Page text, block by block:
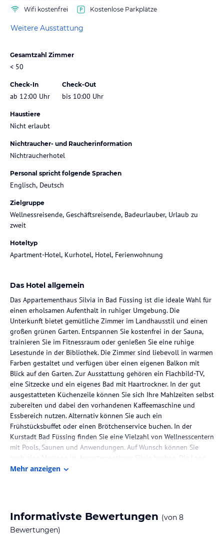
Wifi kostenfrei Kostenlose Parkplätze
Weitere Ausstattung
Gesamtzahl Zimmer
< 50
Check-In
ab 12:00 Uhr
Check-Out
bis 10:00 Uhr
Haustiere
Nicht erlaubt
Nichtraucher- und Raucherinformation
Nichtraucherhotel
Personal spricht folgende Sprachen
Englisch, Deutsch
Zielgruppe
Wellnessreisende, Geschäftsreisende, Badeurlauber, Urlaub zu
zweit
Hoteltyp
Apartment-Hotel, Kurhotel, Hotel, Ferienwohnung
Das Hotel allgemein
Das Appartementhaus Silvia in Bad Füssing ist die ideale Wahl für
einen erholsamen Aufenthalt in ruhiger Umgebung. Die
Unterkunft bietet gemütliche Zimmer im Landhausstil und einen
großen grünen Garten. Entspannen Sie kostenfrei in der Sauna,
trainieren Sie im Fitnessraum oder genießen Sie eine ruhige
Lesestunde in der Bibliothek. Die Zimmer sind liebevoll in warmen
Farben gestaltet und verfügen über einen eigenen Balkon mit
Blick auf den Garten. Zur Ausstattung gehören ein Flachbild-TV,
eine Sitzecke und ein eigenes Bad mit Haartrockner. In der gut
ausgestatteten Küchenzeile können Sie sich Ihre Mahlzeiten selbst
zubereiten und dabei den vorhandenen Kaffeemaschine und
Essbereich nutzen. Alternativ können Sie auch ein
Frühstücksbuffet oder einen Brötchenservice buchen. In der
Kurstadt Bad Füssing finden Sie eine Vielzahl von Wellnesscentern
mit Pools, Saunen und Anwendungen. Auf Wunsch können Sie
auch eine Massage im Appartementhaus Silvia buchen. Die Lage
des Hotels, nur 5 Autominuten von der österreichischen Grenze
Die Lage des Hotels
Das Appartementhaus Silvia befindet sich in ruhiger Lage in Bad
Mehr anzeigen
Informativste Bewertungen (von 8
Bewertungen)